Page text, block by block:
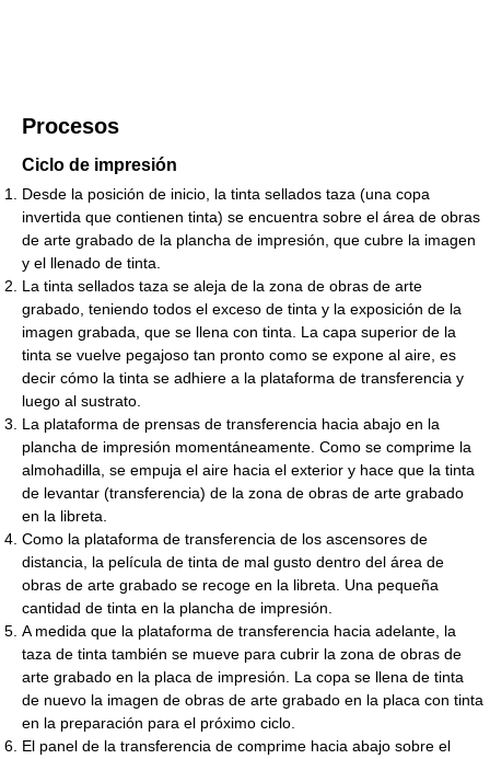
Procesos
Ciclo de impresión
Desde la posición de inicio, la tinta sellados taza (una copa
invertida que contienen tinta) se encuentra sobre el área de obras
de arte grabado de la plancha de impresión, que cubre la imagen
y el llenado de tinta.
La tinta sellados taza se aleja de la zona de obras de arte
grabado, teniendo todos el exceso de tinta y la exposición de la
imagen grabada, que se llena con tinta. La capa superior de la
tinta se vuelve pegajoso tan pronto como se expone al aire, es
decir cómo la tinta se adhiere a la plataforma de transferencia y
luego al sustrato.
La plataforma de prensas de transferencia hacia abajo en la
plancha de impresión momentáneamente. Como se comprime la
almohadilla, se empuja el aire hacia el exterior y hace que la tinta
de levantar (transferencia) de la zona de obras de arte grabado
en la libreta.
Como la plataforma de transferencia de los ascensores de
distancia, la película de tinta de mal gusto dentro del área de
obras de arte grabado se recoge en la libreta. Una pequeña
cantidad de tinta en la plancha de impresión.
A medida que la plataforma de transferencia hacia adelante, la
taza de tinta también se mueve para cubrir la zona de obras de
arte grabado en la placa de impresión. La copa se llena de tinta
de nuevo la imagen de obras de arte grabado en la placa con tinta
en la preparación para el próximo ciclo.
El panel de la transferencia de comprime hacia abajo sobre el